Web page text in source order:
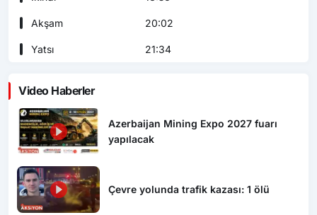
Akşam 20:02
Yatsı 21:34
Video Haberler
Azerbaijan Mining Expo 2027 fuarı
yapılacak
Çevre yolunda trafik kazası: 1 ölü